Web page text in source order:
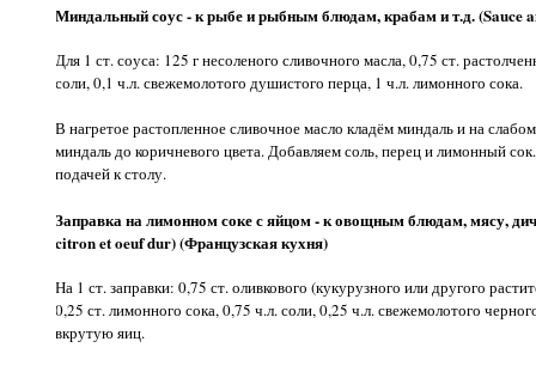
Миндальный соус - к рыбе и рыбным блюдам, крабам и т.д. (Sauce
Для 1 ст. соуса: 125 г несоленого сливочного масла, 0,75 ст.
соли, 0,1 ч.л. свежемолотого душистого перца, 1 ч.л. лимонного сока.
В нагретое растопленное сливочное масло кладём миндаль и на
миндаль до коричневого цвета. Добавляем соль, перец и лимонный
подачей к столу.
Заправка на лимонном соке с яйцом - к овощным блюдам, мясу,
citron et oeuf dur) (Французская кухня)
На 1 ст. заправки: 0,75 ст. оливкового (кукурузного или другого
0,25 ст. лимонного сока, 0,75 ч.л. соли, 0,25 ч.л. свежемолотого
вкрутую яиц.